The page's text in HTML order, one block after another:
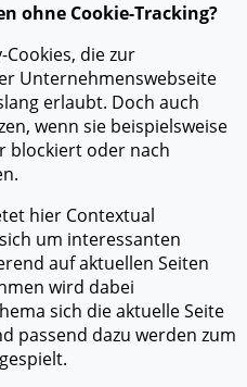
ohne Cookie-Tracking?
die zur
Unternehmenswebseite
erlaubt. Doch auch
wenn sie beispielsweise
blockiert oder nach
hier Contextual
um interessanten
auf aktuellen Seiten
wird dabei
sich die aktuelle Seite
passend dazu werden zum